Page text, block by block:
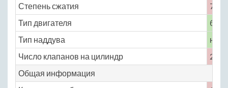
Степень сжатия
7
Тип двигателя
Тип наддува
нет
Число клапанов на цилиндр
2
Общая информация